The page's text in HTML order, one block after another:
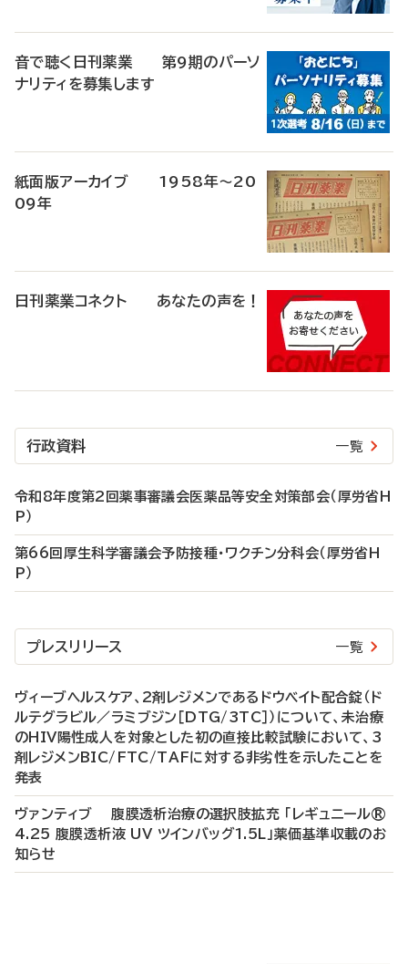
音で聴く日刊薬業 第9期のパーソ
ナリティを募集します
紙面版アーカイブ 1958年～20
09年
日刊薬業コネクト あなたの声を！
行政資料 一覧
令和8年度第2回薬事審議会医薬品等安全対策部会（厚労省H
P）
第66回厚生科学審議会予防接種・ワクチン分科会（厚労省H
P）
プレスリリース 一覧
ヴィーブヘルスケア、2剤レジメンであるドウベイト配合錠（ド
ルテグラビル／ラミブジン［DTG/3TC］）について、未治療
のHIV陽性成人を対象とした初の直接比較試験において、3
剤レジメンBIC/FTC/TAFに対する非劣性を示したことを
発表
ヴァンティブ 腹膜透析治療の選択肢拡充 「レギュニール®
4.25 腹膜透析液 UV ツインバッグ1.5L」薬価基準収載のお
知らせ